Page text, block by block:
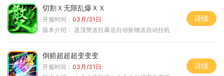
切割Ｘ无限乱爆ＸＸ
开服时间： 03月/31日
版本介绍： 送顶赞送狂暴送自动捡物送自动挂机
详情
倒赔超超超变变变
开服时间： 03月/31日
详情